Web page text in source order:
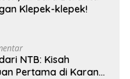
Klepek-klepek!
NTB: Kisah
Pertama di Karang